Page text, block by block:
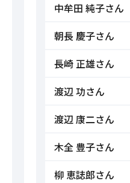
中牟田 純子さん
朝長 慶子さん
長崎 正雄さん
渡辺 功さん
渡辺 康二さん
木全 豊子さん
柳 恵誌郎さん